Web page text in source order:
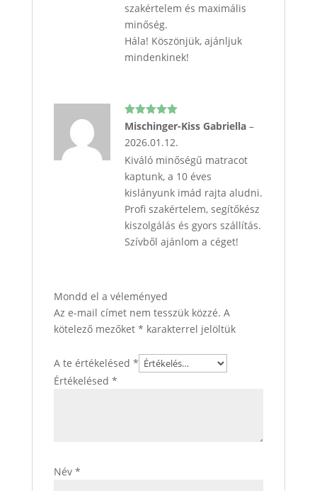
szakértelem és maximális
minőség.
Hála! Köszönjük, ajánljuk
mindenkinek!
Értékelés:
Mischinger-Kiss Gabriella –
2026.01.12.
Kiváló minőségű matracot
kaptunk, a 10 éves
kislányunk imád rajta aludni.
Profi szakértelem, segítőkész
kiszolgálás és gyors szállítás.
Szívből ajánlom a céget!
Mondd el a véleményed
Az e-mail címet nem tesszük közzé. A
kötelező mezőket * karakterrel jelöltük
A te értékelésed *
Értékelésed *
Név *